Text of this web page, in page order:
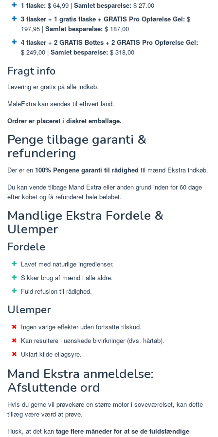
1 flaske: $ 64,99 | Samlet besparelse: $ 27.00
3 flasker + 1 gratis flaske + GRATIS Pro Opførelse Gel: $
197,95 | Samlet besparelse: $ 187,00
4 flasker + 2 GRATIS Bottes + 2 GRATIS Pro Opførelse Gel:
$ 249,00 | Samlet besparelse: $ 318,00
Fragt info
Levering er gratis på alle indkøb.
MaleExtra kan sendes til ethvert land.
Ordrer er placeret i diskret emballage.
Penge tilbage garanti &
refundering
Der er en 100% Pengene garanti til rådighed til mænd Ekstra indkøb.
Du kan vende tilbage Mand Extra eller anden grund inden for 60 dage
efter købet og få refunderet hele beløbet.
Mandlige Ekstra Fordele &
Ulemper
Fordele
Lavet med naturlige ingredienser.
Sikker brug af mænd i alle aldre.
Fuld refusion til rådighed.
Ulemper
Ingen varige effekter uden fortsatte tilskud.
Kan resultere i uønskede bivirkninger (dvs. hårtab).
Uklart kilde ellagsyre.
Mand Ekstra anmeldelse:
Afsluttende ord
Hvis du gerne vil prøvekøre en større motor i soveværelset, kan dette
tillæg være værd at prøve.
Husk, at det kan tage flere måneder for at se de fuldstændige